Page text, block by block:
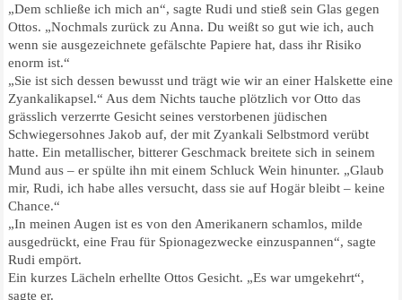
„Dem schließe ich mich an“, sagte Rudi und stieß sein Glas gegen
Ottos. „Nochmals zurück zu Anna. Du weißt so gut wie ich, auch
wenn sie ausgezeichnete gefälschte Papiere hat, dass ihr Risiko
enorm ist.“
„Sie ist sich dessen bewusst und trägt wie wir an einer Halskette eine
Zyankalikapsel.“ Aus dem Nichts tauche plötzlich vor Otto das
grässlich verzerrte Gesicht seines verstorbenen jüdischen
Schwiegersohnes Jakob auf, der mit Zyankali Selbstmord verübt
hatte. Ein metallischer, bitterer Geschmack breitete sich in seinem
Mund aus – er spülte ihn mit einem Schluck Wein hinunter. „Glaub
mir, Rudi, ich habe alles versucht, dass sie auf Hogär bleibt – keine
Chance.“
„In meinen Augen ist es von den Amerikanern schamlos, milde
ausgedrückt, eine Frau für Spionagezwecke einzuspannen“, sagte
Rudi empört.
Ein kurzes Lächeln erhellte Ottos Gesicht. „Es war umgekehrt“,
sagte er.